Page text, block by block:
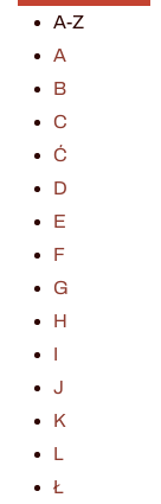
A-Z
A
B
C
Ć
D
E
F
G
H
I
J
K
L
Ł